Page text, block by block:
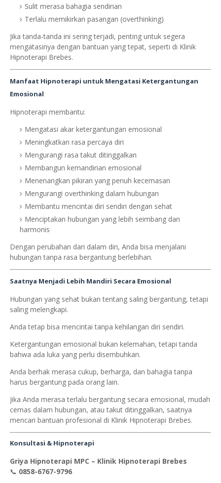
Sulit merasa bahagia sendirian
Terlalu memikirkan pasangan (overthinking)
Jika tanda-tanda ini sering terjadi, penting untuk segera
mengatasinya dengan bantuan yang tepat, seperti di Klinik
Hipnoterapi Brebes.
Manfaat Hipnoterapi untuk Mengatasi Ketergantungan
Emosional
Hipnoterapi membantu:
Mengatasi akar ketergantungan emosional
Meningkatkan rasa percaya diri
Mengurangi rasa takut ditinggalkan
Membangun kemandirian emosional
Menenangkan pikiran yang penuh kecemasan
Mengurangi overthinking dalam hubungan
Membantu mencintai diri sendiri dengan sehat
Menciptakan hubungan yang lebih seimbang dan
harmonis
Dengan perubahan dari dalam diri, Anda bisa menjalani
hubungan tanpa rasa bergantung berlebihan.
Saatnya Menjadi Lebih Mandiri Secara Emosional
Hubungan yang sehat bukan tentang saling bergantung, tetapi
saling melengkapi.
Anda tetap bisa mencintai tanpa kehilangan diri sendiri.
Ketergantungan emosional bukan kelemahan, tetapi tanda
bahwa ada luka yang perlu disembuhkan.
Anda berhak merasa cukup, berharga, dan bahagia tanpa
harus bergantung pada orang lain.
Jika Anda merasa terlalu bergantung secara emosional, mudah
cemas dalam hubungan, atau takut ditinggalkan, saatnya
mencari bantuan profesional di Klinik Hipnoterapi Brebes.
Konsultasi & Hipnoterapi
Griya Hipnoterapi MPC – Klinik Hipnoterapi Brebes
📞 0858-6767-9796